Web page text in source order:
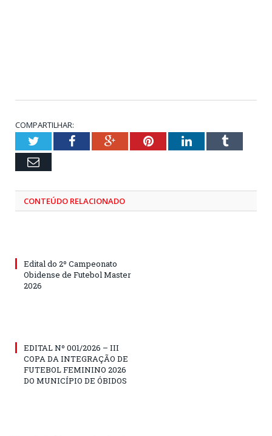
COMPARTILHAR:
TwitterFacebookGoogle+PinterestLinkedInTumblr
Email
CONTEÚDO RELACIONADO
Edital do 2º Campeonato
Obidense de Futebol Master
2026
EDITAL Nº 001/2026 – III
COPA DA INTEGRAÇÃO DE
FUTEBOL FEMININO 2026
DO MUNICÍPIO DE ÓBIDOS